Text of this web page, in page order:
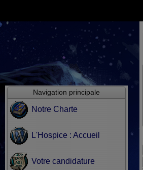
Navigation principale
Notre Charte
L'Hospice : Accueil
Votre candidature